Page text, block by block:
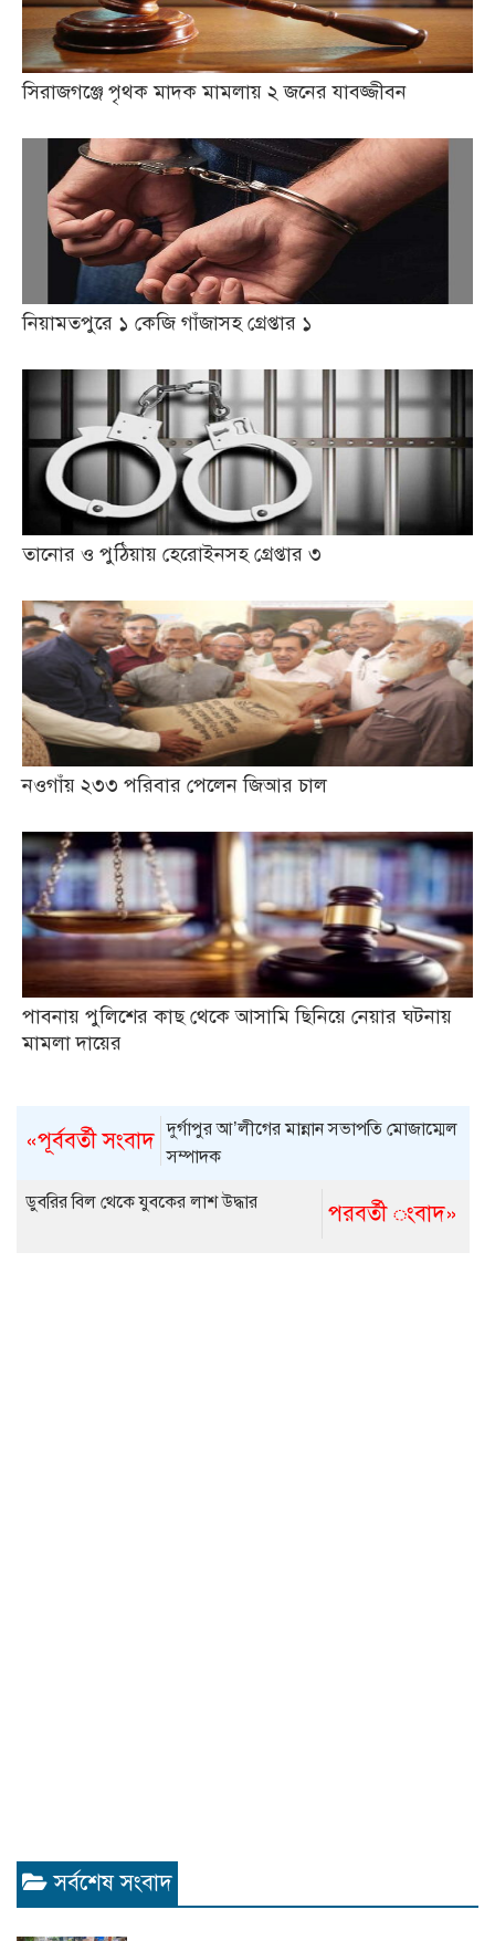
সিরাজগঞ্জে পৃথক মাদক মামলায় ২ জনের যাবজ্জীবন
নিয়ামতপুরে ১ কেজি গাঁজাসহ গ্রেপ্তার ১
তানোর ও পুঠিয়ায় হেরোইনসহ গ্রেপ্তার ৩
নওগাঁয় ২৩৩ পরিবার পেলেন জিআর চাল
পাবনায় পুলিশের কাছ থেকে আসামি ছিনিয়ে নেয়ার ঘটনায়
মামলা দায়ের
«পূর্ববর্তী সংবাদ দুর্গাপুর আ’লীগের মান্নান সভাপতি মোজাম্মেল
সম্পাদক
পরবর্তী ংবাদ»
ডুবরির বিল থেকে যুবকের লাশ উদ্ধার
সর্বশেষ সংবাদ